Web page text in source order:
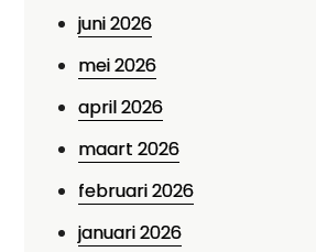
juni 2026
mei 2026
april 2026
maart 2026
februari 2026
januari 2026